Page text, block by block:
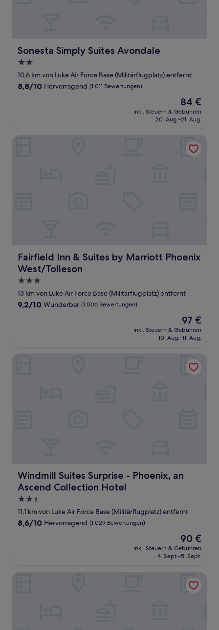
Sonesta Simply Suites Avondale
Sonesta Simply Suites Avondale
2.0-
Sterne-
Unterkunft
10,6 km von Luke Air Force Base (Militärflugplatz) entfernt
8.8
8,8/10 Hervorragend (1.011 Bewertungen)
Der
Preis
beträgt
84 €
inkl. Steuern & Gebühren
20. Aug.–21. Aug.
Fairfield Inn & Suites by Marriott Phoenix
West/Tolleson
Fairfield Inn & Suites by Marriott Phoenix West/Tolleson
3.0-
Sterne-
Unterkunft
13 km von Luke Air Force Base (Militärflugplatz) entfernt
9.2
9,2/10 Wunderbar (1.006 Bewertungen)
Der
Preis
beträgt
97 €
inkl. Steuern & Gebühren
10. Aug.–11. Aug.
Fairfield Inn & Suites by Marriott Phoenix West/Tolleson
Windmill Suites Surprise - Phoenix, an
Ascend Collection Hotel
Windmill Suites Surprise - Phoenix, an Ascend
2.5-
Sterne-
Unterkunft
11,1 km von Luke Air Force Base (Militärflugplatz) entfernt
8.6
8,6/10 Hervorragend (1.029 Bewertungen)
Der
Preis
beträgt
90 €
inkl. Steuern & Gebühren
4. Sept.–5. Sept.
Windmill Suites Surprise - Phoenix, an Ascend Collection